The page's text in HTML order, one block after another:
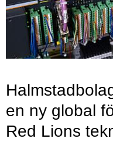
en ny global
Red Lions